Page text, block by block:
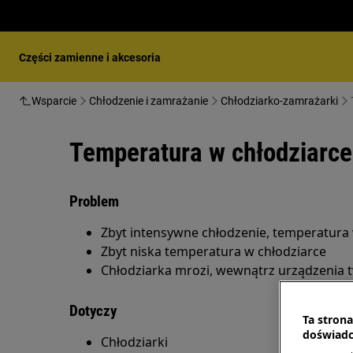
Części zamienne i akcesoria
Wsparcie Chłodzenie i zamrażanie Chłodziarko-zamrażarki
Temperatura w
Problem
Zbyt intensywne chłodzenie,
Zbyt niska temperatura w chłodziarce
Chłodziarka mrozi, wewnątrz urządzenia
Dotyczy
Chłodziarki
Ta